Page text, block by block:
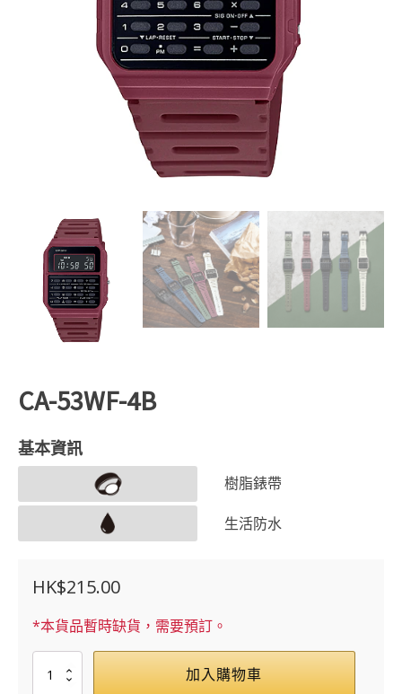
CA-53WF-4B
基本資訊
樹脂錶帶
生活防水
HK$215.00
*本貨品暫時缺貨，需要預訂。
53WF-
加入購物車